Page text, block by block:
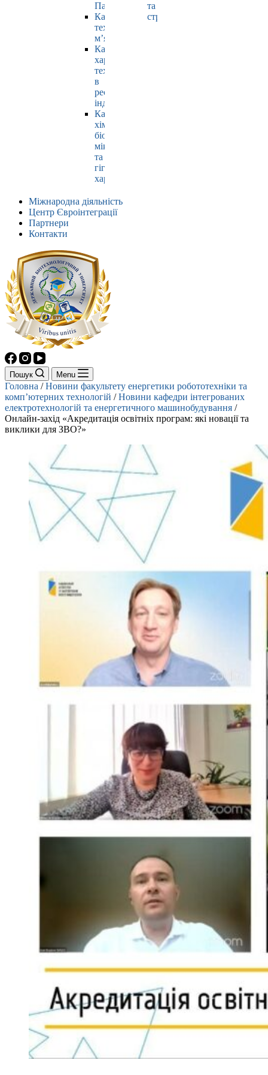
Павлюк
Кафедра
технології
м’яса
Кафедра
харчових
технологій
в
ресторанній
індустрії
Кафедра
хімії,
біохімії,
мікробіології
та
гігієни
харчування
та
страхування
Міжнародна діяльність
Центр Євроінтеграції
Партнери
Контакти
Пошук Menu
Головна /Новини факультету енергетики робототехніки та
комп’ютерних технологій /Новини кафедри інтегрованих
електротехнологій та енергетичного машинобудування /
Онлайн-захід «Акредитація освітніх програм: які новації та
виклики для ЗВО?»